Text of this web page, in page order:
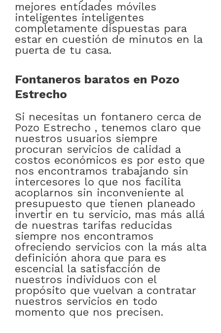
mejores entidades móviles
inteligentes inteligentes
completamente dispuestas para
estar en cuestión de minutos en la
puerta de tu casa.
Fontaneros baratos en Pozo
Estrecho
Si necesitas un fontanero cerca de
Pozo Estrecho , tenemos claro que
nuestros usuarios siempre
procuran servicios de calidad a
costos económicos es por esto que
nos encontramos trabajando sin
intercesores lo que nos facilita
acoplarnos sin inconveniente al
presupuesto que tienen planeado
invertir en tu servicio, mas más allá
de nuestras tarifas reducidas
siempre nos encontramos
ofreciendo servicios con la más alta
definición ahora que para es
escencial la satisfacción de
nuestros individuos con el
propósito que vuelvan a contratar
nuestros servicios en todo
momento que nos precisen.